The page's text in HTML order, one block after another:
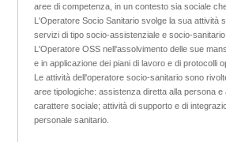
aree di competenza, in un contesto sia sociale
L'Operatore Socio Sanitario svolge la sua attività
servizi di tipo socio-assistenziale e socio-
L'Operatore OSS nell'assolvimento delle sue
e in applicazione dei piani di lavoro e di protocolli
Le attività dell'operatore socio-sanitario sono
aree tipologiche: assistenza diretta alla persona
carattere sociale; attività di supporto e di
personale sanitario.